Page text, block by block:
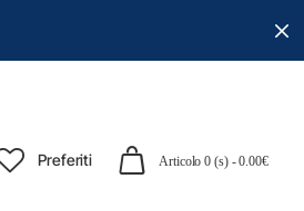
Preferiti Articolo 0 (s) - 0.00€